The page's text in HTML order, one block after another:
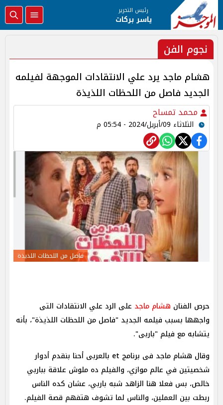
رئيس التحرير
ياسر بركات
نجوم الفن
هشام ماجد يرد علي الانتقادات الموجهة لفيلمه
الجديد فاصل من اللحظات اللذيذة
محمد تمساح
الثلاثاء 09/أبريل/2024 - 05:54 م
فاصل من اللحظات اللذيذة
حرص الفنان هشام ماجد على الرد علي الانتقادات التى
واجهها بسبب فيلمه الجديد "فاصل من اللحظات اللذيذة"، بأنه
يتشابه مع فيلم "باربى".
وقال هشام ماجد فى برنامج et بالعربى أحنا بنقدم أدوار
شخصيتين في عالم موازي، والفيلم ده ملوش علاقة بباربي
خالص، بس فعلا هنا الزاهد شبه باربي، عشان كده الناس
ربطت بين العملين، والناس لما تشوف هتفهم قصة الفيلم.